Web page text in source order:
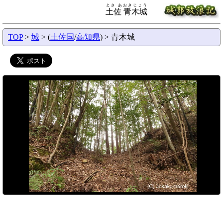
土佐 青木城
とさ あおきじょう
TOP> 城 > (土佐国/高知県) > 青木城